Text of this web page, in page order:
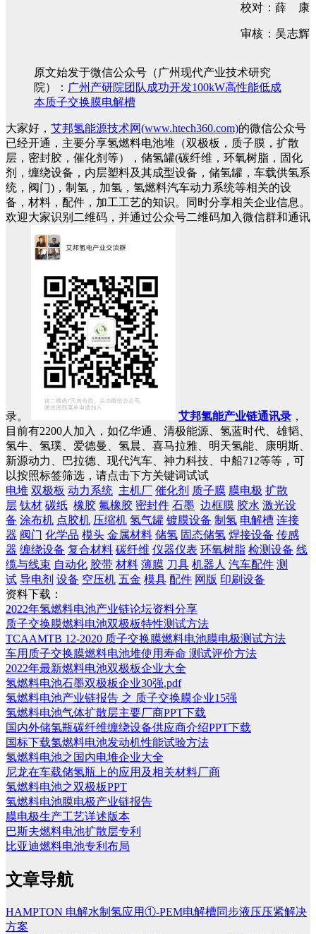
校对：薛 康
审核：吴志辉
原文始发于微信公众号（广州现代产业技术研究
院）： 广州产研院团队成功开发100kW高性能低成
本质子交换膜电解槽
大家好， 艾邦氢能源技术网(www.htech360.com)的微信公众号
已经开通，主要分享氢燃料电池堆（双极板，质子膜，扩散
层，密封胶，催化剂等），储氢罐(碳纤维，环氧树脂，固化
剂，缠绕设备，内层塑料及其成型设备，储氢罐，车载供氢系
统，阀门)，制氢，加氢，氢燃料汽车动力系统等相关的设
备，材料，配件，加工工艺的知识。同时分享相关企业信息。
欢迎大家识别二维码，并通过公众号二维码加入微信群和通讯
录。 艾邦氢能产业链通讯录 ，
目前有2200人加入，如亿华通、清极能源、氢蓝时代、雄韬、
氢牛、氢璞、爱德曼、氢晨、喜马拉雅、明天氢能、康明斯、
新源动力、巴拉德、现代汽车、神力科技、中船712等等，可
以按照标签筛选，请点击下方关键词试试
电堆 双极板 动力系统 主机厂 催化剂 质子膜 膜电极 扩散
层 钛材 碳纸 橡胶 氟橡胶 密封件 石墨 边框膜 胶水 激光设
备 涂布机 点胶机 压缩机 氢气罐 镀膜设备 制氢 电解槽 连接
器 阀门 化学品 模头 金属材料 储氢 固态储氢 焊接设备 传感
器 缠绕设备 复合材料 碳纤维 仪器仪表 环氧树脂 检测设备 线
缆与线束 自动化 胶带 材料 薄膜 刀具 机器人 汽车配件 测
试 导电剂 设备 空压机 五金 模具 配件 网版 印刷设备
资料下载：
2022年氢燃料电池产业链论坛资料分享
质子交换膜燃料电池双极板特性测试方法
TCAAMTB 12-2020 质子交换膜燃料电池膜电极测试方法
车用质子交换膜燃料电池堆使用寿命 测试评价方法
2022年最新燃料电池双极板企业大全
氢燃料电池石墨双极板企业30强.pdf
氢燃料电池产业链报告 之 质子交换膜企业15强
氢燃料电池气体扩散层主要厂商PPT下载
国内外储氢瓶碳纤维缠绕设备供应商介绍PPT下载
国标下载氢燃料电池发动机性能试验方法
氢燃料电池之国内电堆企业大全
尼龙在车载储氢瓶上的应用及相关材料厂商
氢燃料电池之双极板PPT
氢燃料电池膜电极产业链报告
膜电极生产工艺详述版本
巴斯夫燃料电池扩散层专利
比亚迪燃料电池专利布局
文章导航
HAMPTON 电解水制氢应用①-PEM电解槽同步液压压紧解决
方案